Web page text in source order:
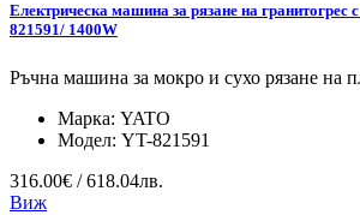
Електрическа машина за рязане на
821591/ 1400W
Ръчна машина за мокро и сухо рязане на
Марка: YATO
Модел: YT-821591
316.00€ / 618.04лв.
Виж